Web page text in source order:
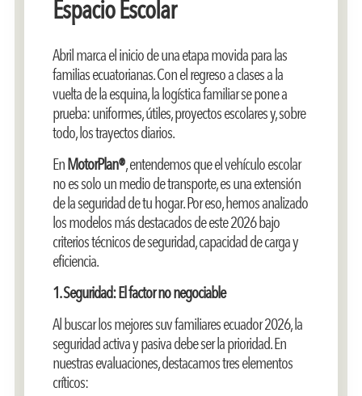
Espacio Escolar
Abril marca el inicio de una etapa movida para las
familias ecuatorianas. Con el regreso a clases a la
vuelta de la esquina, la logística familiar se pone a
prueba: uniformes, útiles, proyectos escolares y, sobre
todo, los trayectos diarios.
EnMotorPlan®, entendemos que el vehículo escolar
no es solo un medio de transporte, es una extensión
de la seguridad de tu hogar. Por eso, hemos analizado
los modelos más destacados de este 2026 bajo
criterios técnicos de seguridad, capacidad de carga y
eficiencia.
1. Seguridad: El factor no negociable
Al buscar los mejores suv familiares ecuador 2026, la
seguridad activa y pasiva debe ser la prioridad. En
nuestras evaluaciones, destacamos tres elementos
críticos: